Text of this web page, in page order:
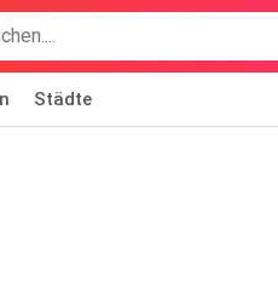
Städte